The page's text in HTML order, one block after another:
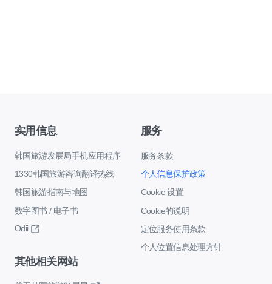
实用信息
韩国旅游发展局手机应用程序
1330韩国旅游咨询翻译热线
韩国旅游指南与地图
数字图书 / 电子书
Odii
服务
服务条款
个人信息保护政策
Cookie 设置
Cookie的说明
定位服务使用条款
个人位置信息处理方针
其他相关网站